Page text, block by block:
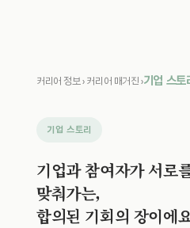
커리어 정보 › 커리어 매거진 ›기업 스토
기업 스토리
기업과 참여자가 서로
맞춰가는,
합의된 기회의 장이에